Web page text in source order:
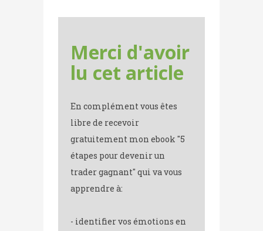
Merci d'avoir
lu cet article
En complément vous êtes
libre de recevoir
gratuitement mon ebook "5
étapes pour devenir un
trader gagnant" qui va vous
apprendre à:
- identifier vos émotions en